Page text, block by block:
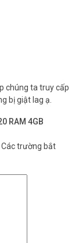
chúng ta truy cấp
bị giật lag ạ.
RAM 4GB
Các trường bắt